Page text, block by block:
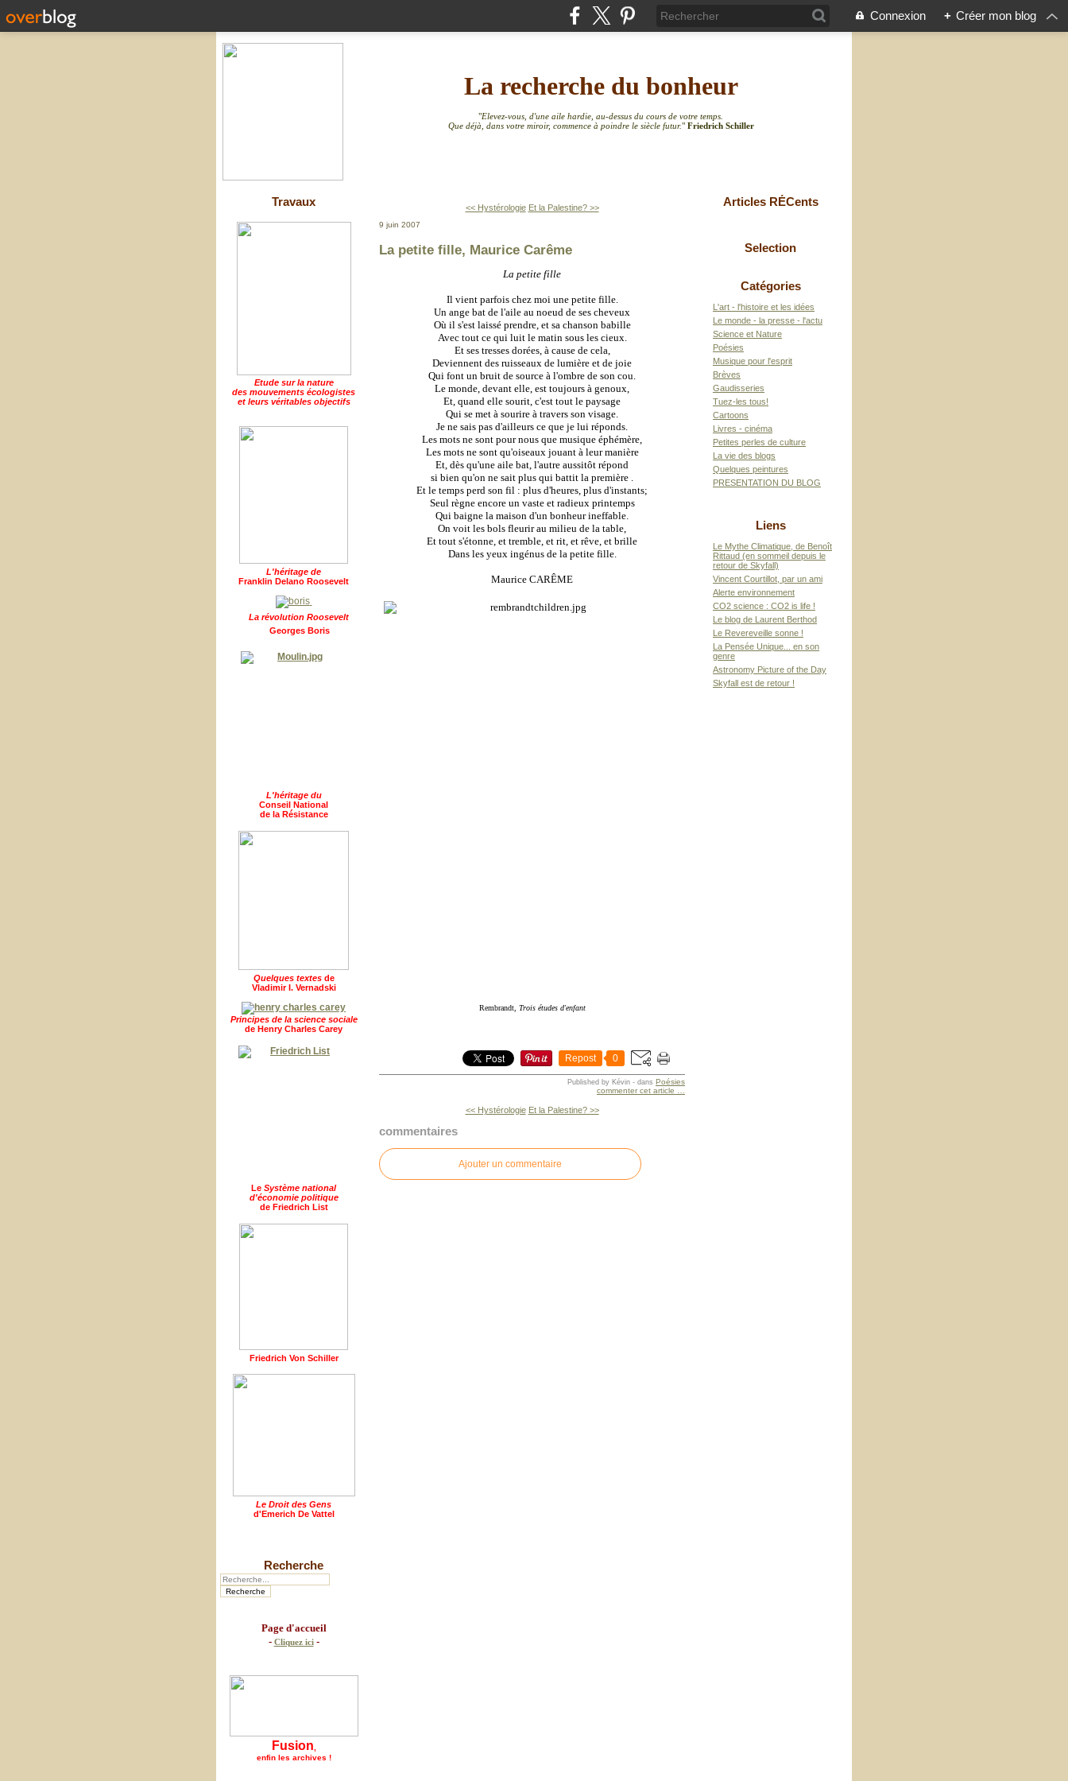
Connexion + Créer mon blog
La recherche du bonheur
"Elevez-vous, d'une aile hardie, au-dessus du cours de votre temps.
Que déjà, dans votre miroir, commence à poindre le siècle futur." Friedrich Schiller
Travaux
Etude sur la nature
des mouvements écologistes
et leurs véritables objectifs
L'héritage de
Franklin Delano Roosevelt
La révolution Roosevelt
Georges Boris
L'héritage du
Conseil National
de la Résistance
Quelques textes de
Vladimir I. Vernadski
Principes de la science sociale
de Henry Charles Carey
Le Système national
d'économie politique
de Friedrich List
Friedrich Von Schiller
Le Droit des Gens
d'Emerich De Vattel
Recherche
Page d'accueil
- Cliquez ici-
Fusion
enfin les archives !
<< Hystérologie Et la Palestine? >>
9 juin 2007
La petite fille, Maurice Carême
La petite fille
Il vient parfois chez moi une petite fille.
Un ange bat de l'aile au noeud de ses cheveux
Où il s'est laissé prendre, et sa chanson babille
Avec tout ce qui luit le matin sous les cieux.
Et ses tresses dorées, à cause de cela,
Deviennent des ruisseaux de lumière et de joie
Qui font un bruit de source à l'ombre de son cou.
Le monde, devant elle, est toujours à genoux,
Et, quand elle sourit, c'est tout le paysage
Qui se met à sourire à travers son visage.
Je ne sais pas d'ailleurs ce que je lui réponds.
Les mots ne sont pour nous que musique éphémère,
Les mots ne sont qu'oiseaux jouant à leur manière
Et, dès qu'une aile bat, l'autre aussitôt répond
si bien qu'on ne sait plus qui battit la première .
Et le temps perd son fil : plus d'heures, plus d'instants;
Seul règne encore un vaste et radieux printemps
Qui baigne la maison d'un bonheur ineffable.
On voit les bols fleurir au milieu de la table,
Et tout s'étonne, et tremble, et rit, et rêve, et brille
Dans les yeux ingénus de la petite fille.
Maurice CARÊME
Rembrandt, Trois études d'enfant
Repost 0
Published by Kévin - dans Poésies
commenter cet article
<< Hystérologie Et la Palestine? >>
commentaires
Ajouter un commentaire
Articles RÉCents
Selection
Catégories
L'art - l'histoire et les idées
Le monde - la presse - l'actu
Science et Nature
Poésies
Musique pour l'esprit
Brèves
Gaudisseries
Tuez-les tous!
Cartoons
Livres - cinéma
Petites perles de culture
La vie des blogs
Quelques peintures
PRESENTATION DU BLOG
Liens
Le Mythe Climatique, de Benoît
Rittaud (en sommeil depuis le
retour de Skyfall)
Vincent Courtillot, par un ami
Alerte environnement
CO2 science : CO2 is life !
Le blog de Laurent Berthod
Le Revereveille sonne !
La Pensée Unique... en son
genre
Astronomy Picture of the Day
Skyfall est de retour !